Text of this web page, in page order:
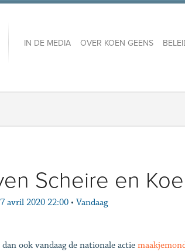
IN DE MEDIA OVER KOEN GEENS
Scheire en
avril 2020 22:00 • Vandaag
ook vandaag de nationale actie